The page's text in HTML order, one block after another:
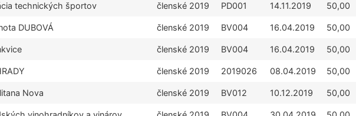
technických športov členské 2019 PD001 14.11.2019 50,00
DUBOVÁ členské 2019 BV004 16.04.2019 50,00
členské 2019 BV004 16.04.2019 50,00
členské 2019 2019026 08.04.2019 50,00
Nova členské 2019 BV012 10.12.2019 50,00